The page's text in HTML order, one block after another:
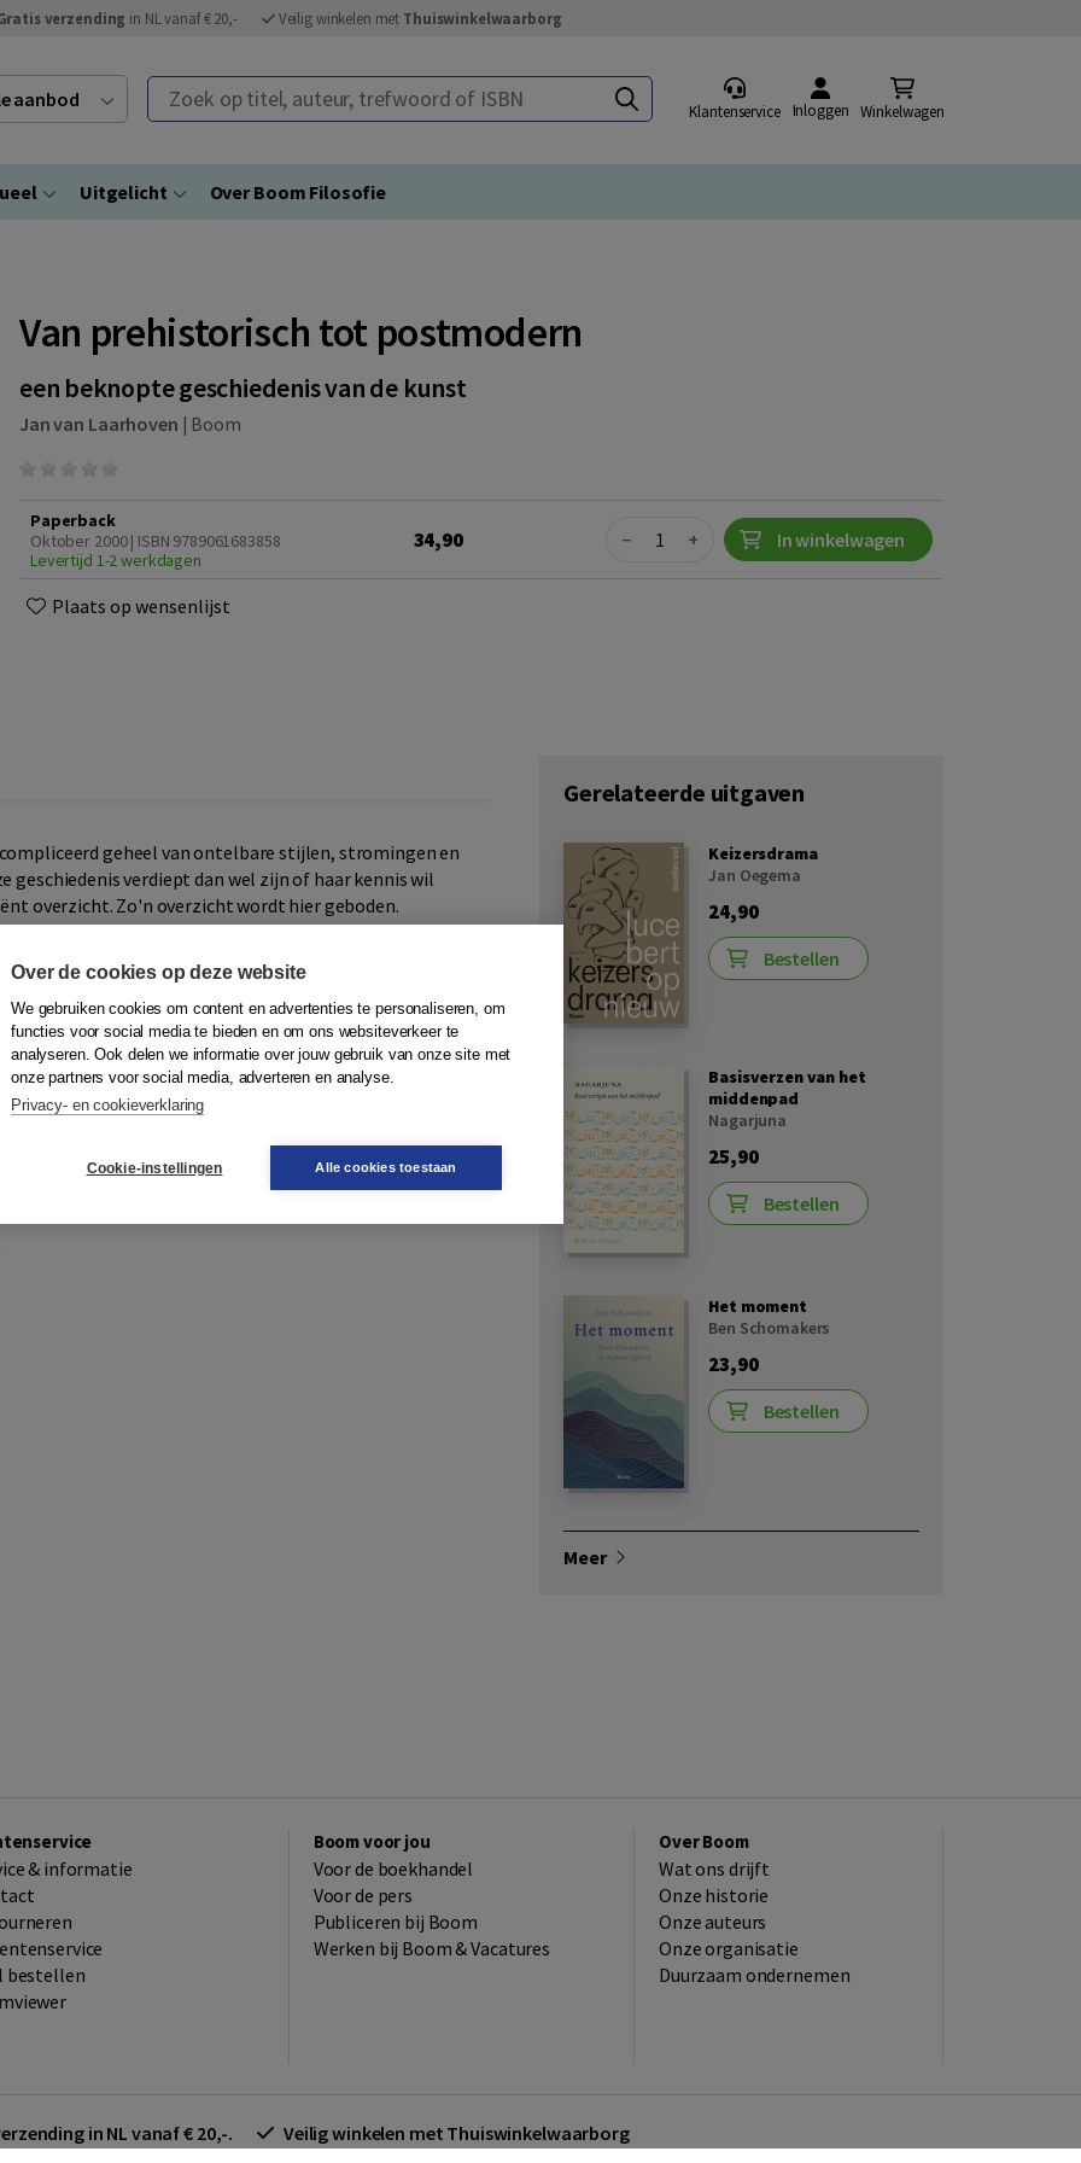
verzending in NL vanaf € 20,- Veilig winkelen met Thuiswinkelwaarborg
aanbod Zoek op titel, auteur, trefwoord of ISBN
Klantenservice Inloggen Winkelwagen
Uitgelicht Over Boom Filosofie
Van prehistorisch tot postmodern
een beknopte geschiedenis van de kunst
Jan van Laarhoven | Boom
Paperback
Oktober 2000 | ISBN 9789061683858
Levertijd 1-2 werkdagen
34,90 Quantity
− + In winkelwagen
Plaats op wensenlijst
geheel van ontelbare stijlen, stromingen en
geschiedenis verdiept dan wel zijn of haar kennis wil
overzicht. Zo'n overzicht wordt hier geboden.
postmodern'
Gerelateerde uitgaven
Keizersdrama
Jan Oegema
24,90
Bestellen
Basisverzen van het
middenpad
Nagarjuna
25,90
Bestellen
Het moment
Ben Schomakers
23,90
Bestellen
Meer
& informatie
bestellen
Boom voor jou
Voor de boekhandel
Voor de pers
Publiceren bij Boom
Werken bij Boom & Vacatures
Over Boom
Wat ons drijft
Onze historie
Onze auteurs
Onze organisatie
Duurzaam ondernemen
in NL vanaf € 20,-. Veilig winkelen met Thuiswinkelwaarborg
Over de cookies op deze website
We gebruiken cookies om content en advertenties te personaliseren, om
functies voor social media te bieden en om ons websiteverkeer te
analyseren. Ook delen we informatie over jouw gebruik van onze site met
onze partners voor social media, adverteren en analyse.
Privacy- en cookieverklaring
Cookie-instellingen Alle cookies toestaan